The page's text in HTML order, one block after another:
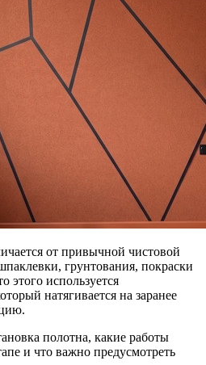
от привычной чистовой
грунтования, покраски
этого используется
натягивается на заранее
полотна, какие работы
и что важно предусмотреть